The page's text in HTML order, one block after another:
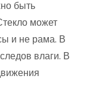
быть
может
и не рама. В
влаги. В